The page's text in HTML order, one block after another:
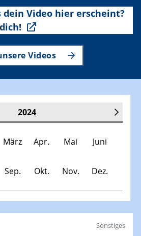
dein Video hier erscheint?
Videos
2024
März Apr. Mai Juni
Sep. Okt. Nov. Dez.
Sonstiges